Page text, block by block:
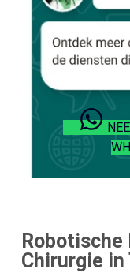
Robotische
Chirurgie in